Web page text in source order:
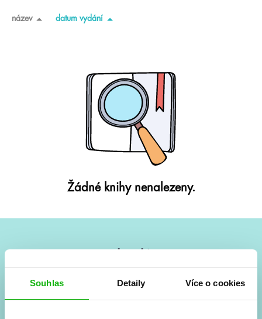
Souhlas Detaily Více o cookies
název datum vydání
Žádné knihy nenalezeny.
Vše kolem #youngadult každý měsíc rovnou do mailu!
a seriálové adaptace a další.